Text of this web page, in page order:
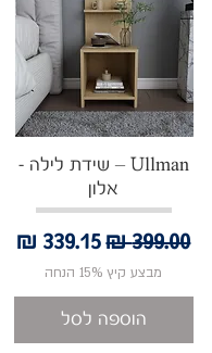
תצוגה מהירה
Ullman – שידת לילה -
אלון
מחיר רגיל‏399.00 ‏₪ מחיר מבצע
מבצע קיץ 15% הנחה
הוספה לסל